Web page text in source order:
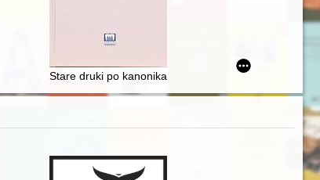
zapobiegający pijaństwu
Stare druki po kanonikach regularnych luterańskich z